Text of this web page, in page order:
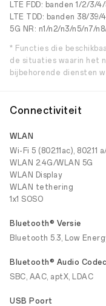
LTE FDD: banden 1/2/3/
LTE TDD: banden 38/39/
5G NR: n1/n2/n3/n5/n7/
* Functies die
de situaties waarin het
bijbehorende diensten
Connectiviteit
WLAN
Wi-Fi 5 (802.11ac), 802.11
WLAN 2.4G/WLAN 5G
WLAN Display
WLAN tethering
1x1 SOSO
Bluetooth® Versie
Bluetooth 5.3, Low
Bluetooth® Audio Codec
SBC, AAC, aptX, LDAC
USB Poort